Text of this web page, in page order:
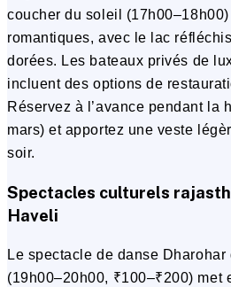
coucher du soleil
romantiques, avec le lac
dorées. Les bateaux privés de
incluent des options de
Réservez à l’avance pendant la
mars) et apportez une veste
soir.
Spectacles culturels
Haveli
Le spectacle de danse
(19h00–20h00, ₹100–₹200) met